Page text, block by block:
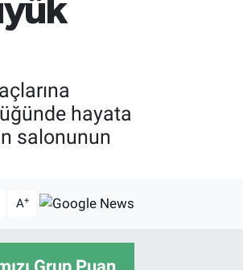
hayata
salonunun
A+